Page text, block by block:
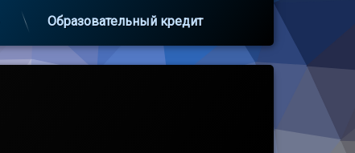
Образовательный кредит